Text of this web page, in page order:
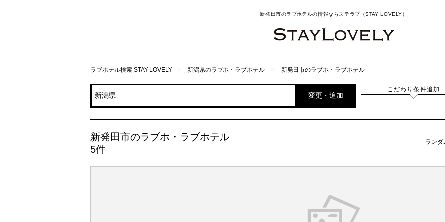
新発田市のラブホテルの情報ならステラブ（STAY LOVELY）
ラブホテル検索 STAY LOVELY 新潟県のラブホ・ラブホテル 新発田市のラブホ・ラブホテル
変更・追加
こだわり条件追加
新発田市のラブホ・ラブホテル
5件
ランダ